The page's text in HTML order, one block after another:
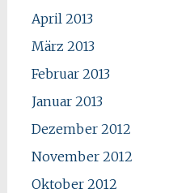
April 2013
März 2013
Februar 2013
Januar 2013
Dezember 2012
November 2012
Oktober 2012